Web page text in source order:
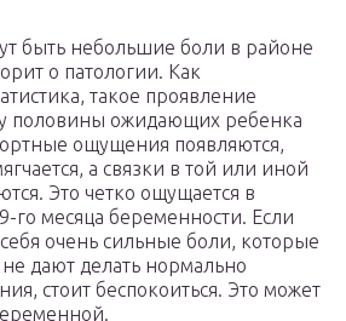
быть небольшие боли в районе
о патологии. Как
такое проявление
половины ожидающих ребенка
ощущения появляются,
а связки в той или иной
Это четко ощущается в
го месяца беременности. Если
очень сильные боли, которые
дают делать нормально
стоит беспокоиться. Это может